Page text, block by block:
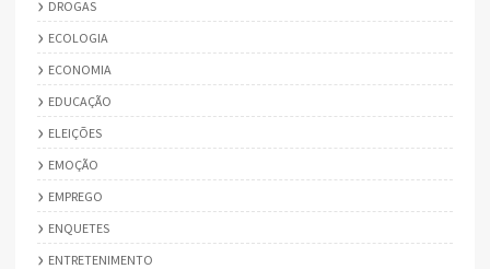
DROGAS
ECOLOGIA
ECONOMIA
EDUCAÇÃO
ELEIÇÕES
EMOÇÃO
EMPREGO
ENQUETES
ENTRETENIMENTO